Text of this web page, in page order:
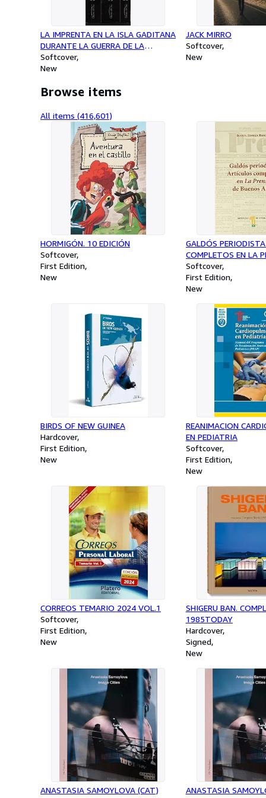
LA IMPRENTA EN LA ISLA GADITANA
DURANTE LA GUERRA DE LA
INDEPENDENCIA
Softcover
New
JACK MIRRO
Softcover
New
Browse items
All items (416,601)
HORMIGÓN. 10 EDICIÓN
Softcover
First Edition
New
GALDÓS
COMPLETOS EN LA
BUENOS AIRES
Softcover
First Edition
New
BIRDS OF NEW GUINEA
Hardcover
First Edition
New
REANIMACION
EN PEDIATRIA
Softcover
First Edition
New
CORREOS TEMARIO 2024 VOL.1
Softcover
First Edition
New
SHIGERU BAN.
1985TODAY
Hardcover
Signed
New
ANASTASIA SAMOYLOVA (CAT)
ANASTASIA